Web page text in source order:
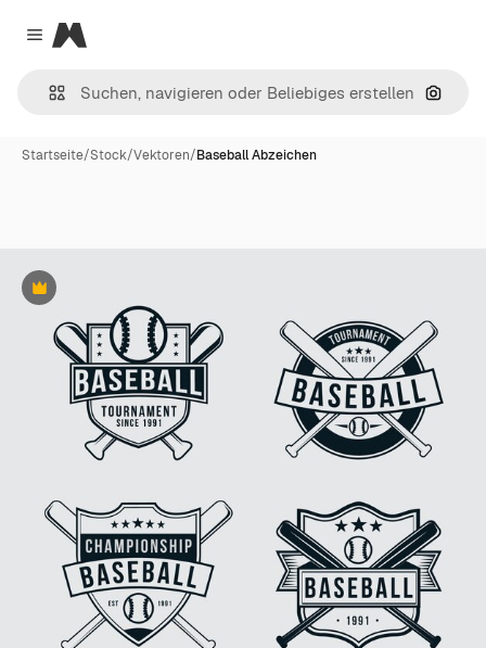
Close menu
Magnific
Nach
Startseite/Stock/Vektoren/Baseball Abzeichen
Premium